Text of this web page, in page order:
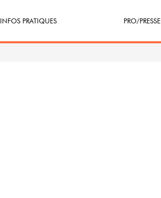
INFOS PRATIQUES PRO/PRESSE